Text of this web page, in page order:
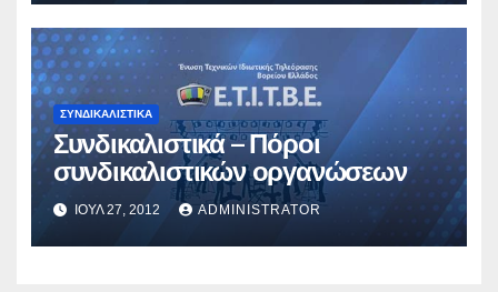
ΣΥΝΔΙΚΑΛΙΣΤΙΚΆ
Συνδικαλιστικά – Πόροι
συνδικαλιστικών οργανώσεων
ΙΟΎΛ 27, 2012 ADMINISTRATOR